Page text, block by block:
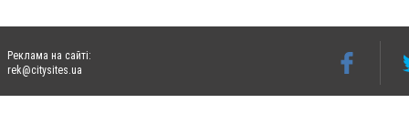
Реклама на сайті:
rek@citysites.ua